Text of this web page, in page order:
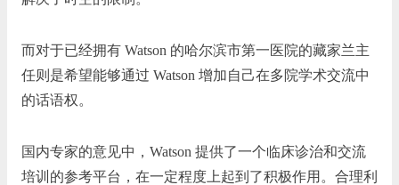
而对于已经拥有 Watson 的哈尔滨市第一医院的藏家兰主
任则是希望能够通过 Watson 增加自己在多院学术交流中
的话语权。
国内专家的意见中，Watson 提供了一个临床诊治和交流
培训的参考平台，在一定程度上起到了积极作用。合理利